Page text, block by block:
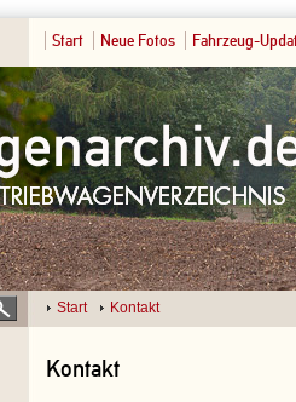
Start Neue Fotos Fahrzeug-
Start Kontakt
Kontakt